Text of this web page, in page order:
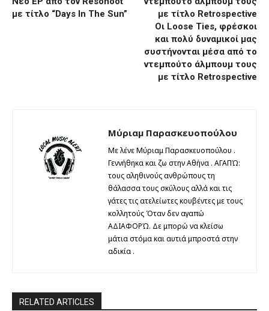
με τίτλο “Days In The Sun”
Οι Loose Ties, φρέσκοι
και πολύ δυναμικοί μας
συστήνονται μέσα από το
ντεμπούτο άλμπουμ τους
με τίτλο Retrospective
Μύριαμ Παρασκευοπούλου
Με λένε Μύριαμ Παρασκευοπούλου .
Γεννήθηκα και ζω στην Αθήνα . ΑΓΑΠΏ:
τους αληθινούς ανθρώπους τη
θάλασσα τους σκύλους αλλά και τις
γάτες τις ατελείωτες κουβέντες με τους
κολλητούς Όταν δεν αγαπώ
ΑΔΙΑΦΟΡΏ. Δε μπορώ να κλείσω
μάτια στόμα και αυτιά μπροστά στην
αδικία .
RELATED ARTICLES